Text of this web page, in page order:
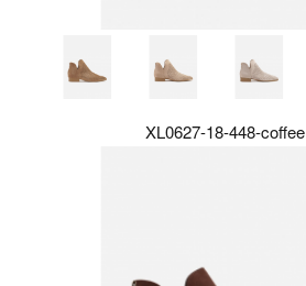
XL0627-18-448-coffee